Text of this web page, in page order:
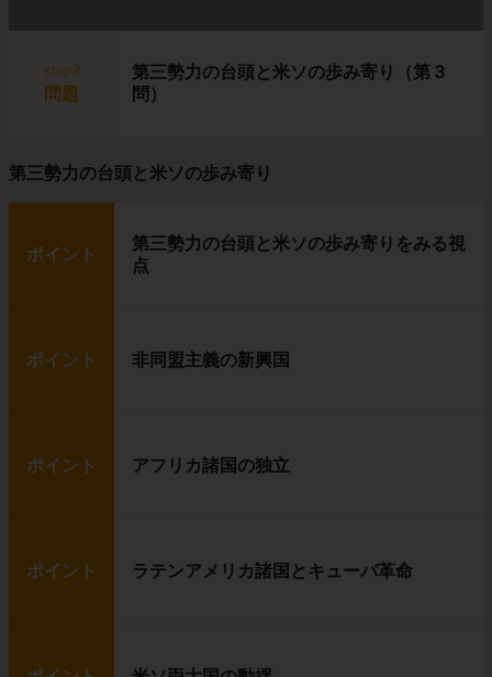
step2
問題
第三勢力の台頭と米ソの歩み寄り（第３
問）
第三勢力の台頭と米ソの歩み寄り
ポイント
第三勢力の台頭と米ソの歩み寄りをみる視
点
ポイント 非同盟主義の新興国
ポイント アフリカ諸国の独立
ポイント ラテンアメリカ諸国とキューバ革命